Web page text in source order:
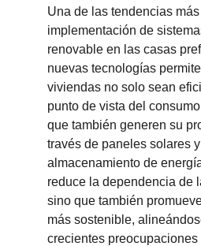
Una de las tendencias
implementación de
renovable en las casas
nuevas tecnologías
viviendas no solo sean
punto de vista del
que también generen su
través de paneles solares
almacenamiento de
reduce la dependencia de
sino que también
más sostenible,
crecientes preocupaciones